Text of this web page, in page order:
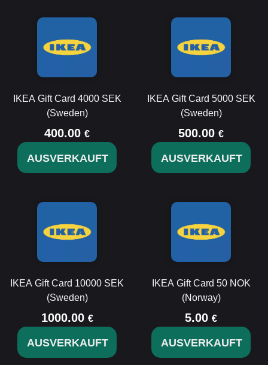
IKEA Gift Card 4000 SEK
(Sweden)
400.00 €
AUSVERKAUFT
IKEA Gift Card 5000 SEK
(Sweden)
500.00 €
AUSVERKAUFT
IKEA Gift Card 10000 SEK
(Sweden)
1000.00 €
AUSVERKAUFT
IKEA Gift Card 50 NOK
(Norway)
5.00 €
AUSVERKAUFT